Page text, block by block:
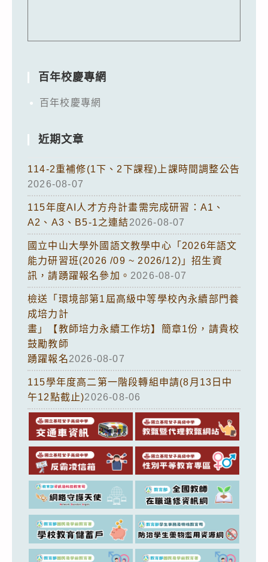
百年校慶專網
百年校慶專網
近期文章
114-2重補修(1下、2下課程)上課時間調整公告
2026-08-07
115年度AI人才方舟計畫需完成研習：A1、
A2、A3、B5-1之連結2026-08-07
國立中山大學外國語文教學中心「2026年語文
能力研習班(2026 /09 ~ 2026/12)」招生資
訊，請踴躍報名參加。 2026-08-07
檢送「環境部第1屆高級中等學校內永續部門養
成培力計
畫」【教師培力永續工作坊】簡章1份，請貴校
鼓勵教師
踴躍報名2026-08-07
115學年度高二第一階段轉組申請(8月13日中
午12點截止)2026-08-06